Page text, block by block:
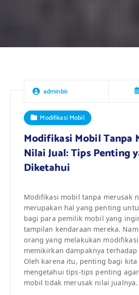
adminbir
Modifikasi Mobil
Modifikasi Mobil Tanpa
Nilai Jual: Tips Penting
Diketahui
Modifikasi mobil tanpa merusak
merupakan hal yang penting
bagi para pemilik mobil yang
tampilan kendaraan mereka.
orang yang melakukan
memikirkan dampaknya
Oleh karena itu, penting bagi
mengetahui tips-tips penting
mobil tidak merusak nilai jualnya.